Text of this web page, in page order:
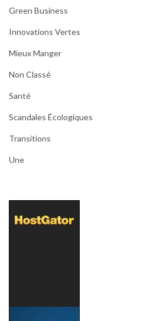
Green Business
Innovations Vertes
Mieux Manger
Non Classé
Santé
Scandales Écologiques
Transitions
Une